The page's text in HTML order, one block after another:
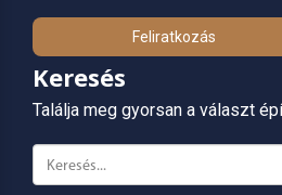
Feliratkozás
Keresés
Találja meg gyorsan a választ